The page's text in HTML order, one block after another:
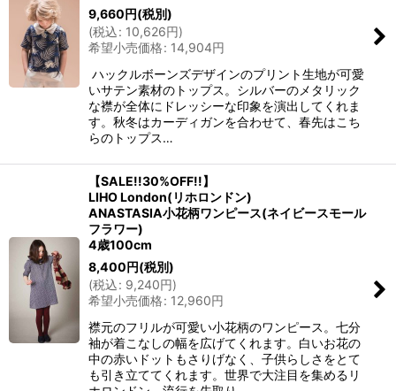
9,660円(税別)
(税込: 10,626円)
希望小売価格: 14,904円
ハックルボーンズデザインのプリント生地が可愛
いサテン素材のトップス。シルバーのメタリック
な襟が全体にドレッシーな印象を演出してくれま
す。秋冬はカーディガンを合わせて、春先はこち
らのトップス…
【SALE!!30%OFF!!】
LIHO London(リホロンドン)
ANASTASIA小花柄ワンピース(ネイビースモール
フラワー)
4歳100cm
8,400円(税別)
(税込: 9,240円)
希望小売価格: 12,960円
襟元のフリルが可愛い小花柄のワンピース。七分
袖が着こなしの幅を広げてくれます。白いお花の
中の赤いドットもさりげなく、子供らしさをとて
も引き立ててくれます。世界で大注目を集めるリ